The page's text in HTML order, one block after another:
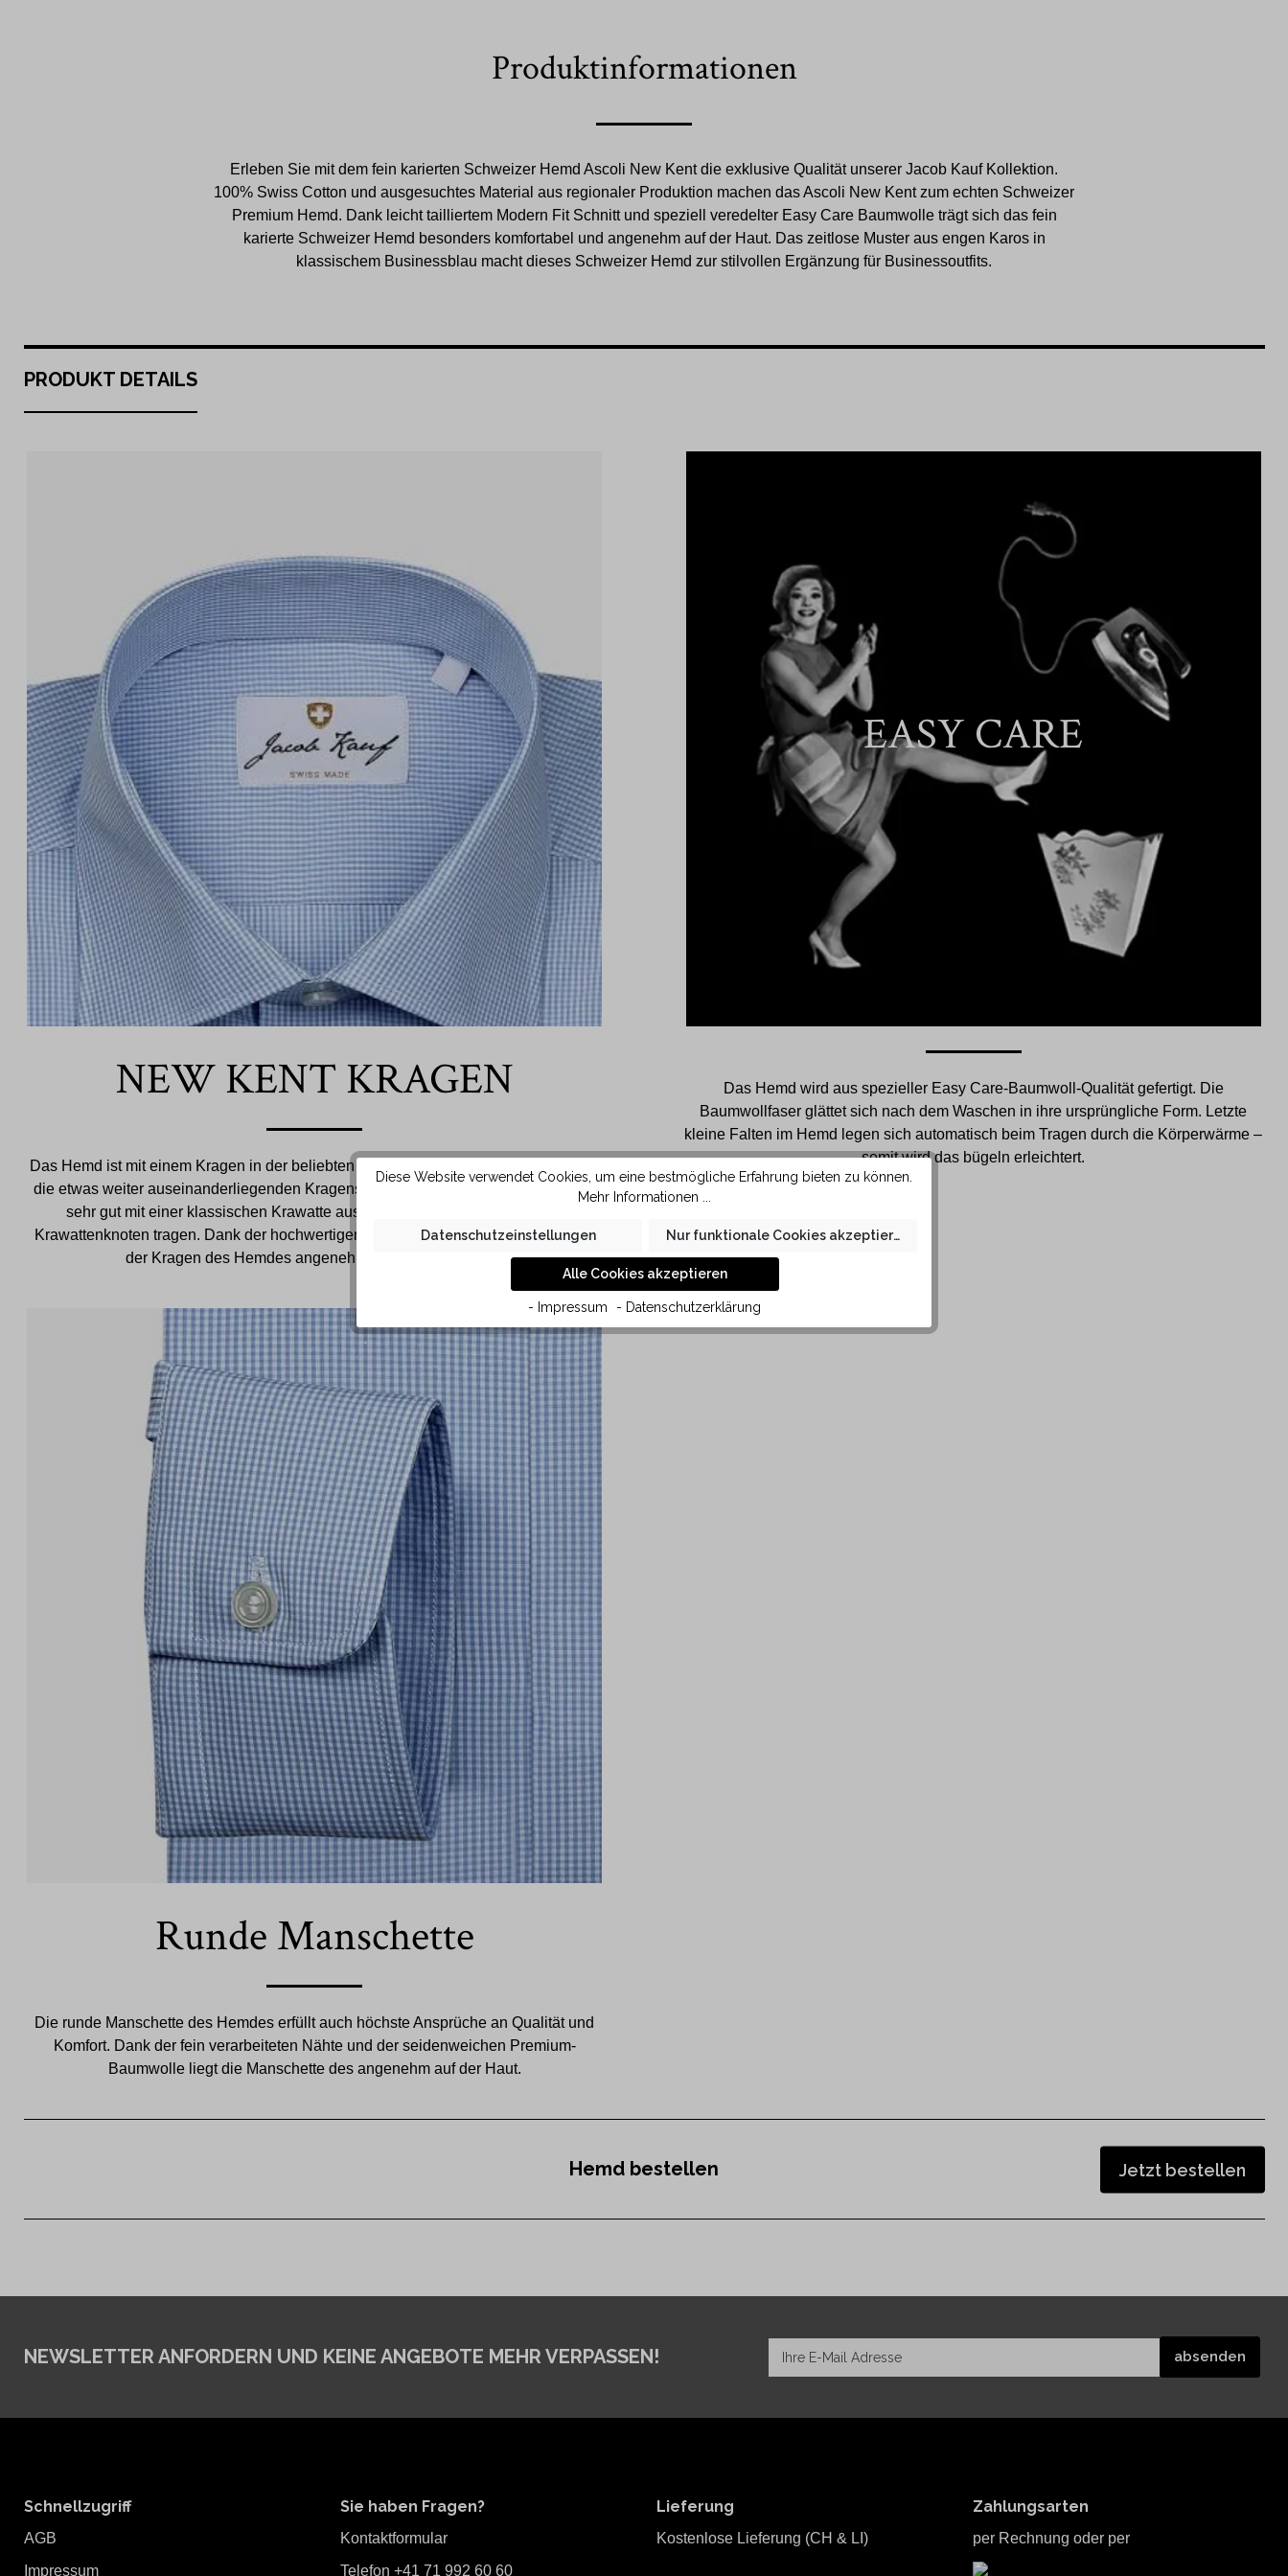
Produktinformationen
Erleben Sie mit dem fein karierten Schweizer Hemd Ascoli New Kent die exklusive Qualität unserer Jacob Kauf Kollektion.
100% Swiss Cotton und ausgesuchtes Material aus regionaler Produktion machen das Ascoli New Kent zum echten Schweizer
Premium Hemd. Dank leicht tailliertem Modern Fit Schnitt und speziell veredelter Easy Care Baumwolle trägt sich das fein
karierte Schweizer Hemd besonders komfortabel und angenehm auf der Haut. Das zeitlose Muster aus engen Karos in
klassischem Businessblau macht dieses Schweizer Hemd zur stilvollen Ergänzung für Businessoutfits.
PRODUKT DETAILS
NEW KENT KRAGEN
Das Hemd ist mit einem Kragen in der beliebten New Kent Form ausgestattet. Durch
die etwas weiter auseinanderliegenden Kragenspitzen lässt sich diese Kragenform
sehr gut mit einer klassischen Krawatte aus festerem Stoff und grösserem
Krawattenknoten tragen. Dank der hochwertigen Baumwolle in KAUF Qualität liegt
der Kragen des Hemdes angenehm weich auf der Haut.
Runde Manschette
Die runde Manschette des Hemdes erfüllt auch höchste Ansprüche an Qualität und
Komfort. Dank der fein verarbeiteten Nähte und der seidenweichen Premium-
Baumwolle liegt die Manschette des angenehm auf der Haut.
EASY CARE
Das Hemd wird aus spezieller Easy Care-Baumwoll-Qualität gefertigt. Die
Baumwollfaser glättet sich nach dem Waschen in ihre ursprüngliche Form. Letzte
kleine Falten im Hemd legen sich automatisch beim Tragen durch die Körperwärme –
somit wird das bügeln erleichtert.
Hemd bestellen Jetzt bestellen
NEWSLETTER ANFORDERN UND KEINE ANGEBOTE MEHR VERPASSEN!
Schnellzugriff
AGB
Impressum
Sie haben Fragen?
Kontaktformular
Telefon +41 71 992 60 60
Lieferung
Kostenlose Lieferung (CH & LI)
Zahlungsarten
per Rechnung oder per
Diese Website verwendet Cookies, um eine bestmögliche Erfahrung bieten zu können.
Mehr Informationen ...
Datenschutzeinstellungen Nur funktionale Cookies akzeptieren
Alle Cookies akzeptieren
- Impressum - Datenschutzerklärung